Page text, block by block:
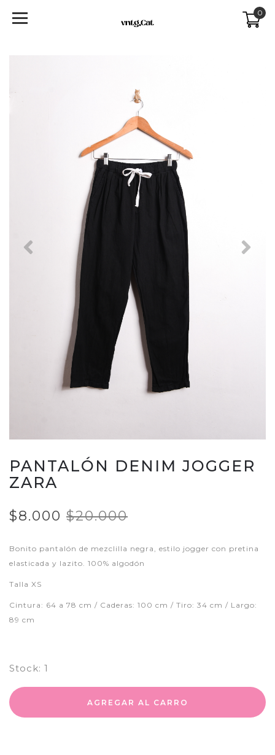
0
Previous Next
PANTALÓN DENIM JOGGER
ZARA
$8.000 $20.000
Bonito pantalón de mezclilla negra, estilo jogger con pretina
elasticada y lazito. 100% algodón
Talla XS
Cintura: 64 a 78 cm / Caderas: 100 cm / Tiro: 34 cm / Largo:
89 cm
Stock: 1
AGREGAR AL CARRO